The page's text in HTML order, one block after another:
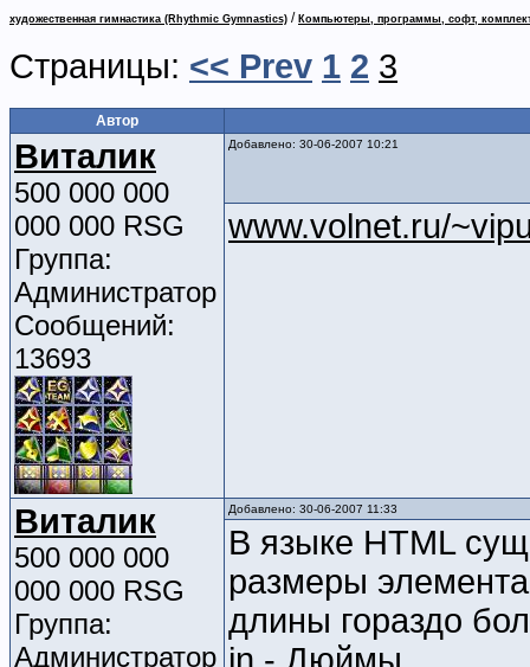
художественная гимнастика (Rhythmic Gymnastics) / Компьютеры, программы, софт,
Страницы: << Prev 1 2 3
Автор
Виталик
500 000 000
000 000 RSG
Группа:
Администратор
Сообщений:
13693
Добавлено: 30-06-2007 10:21
www.volnet.ru/
Виталик
500 000 000
000 000 RSG
Группа:
Администратор
Добавлено: 30-06-2007 11:33
В языке HTML
размеры
длины гораздо